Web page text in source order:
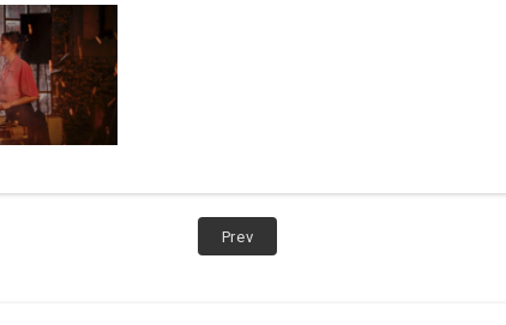
PrevPost:
AU